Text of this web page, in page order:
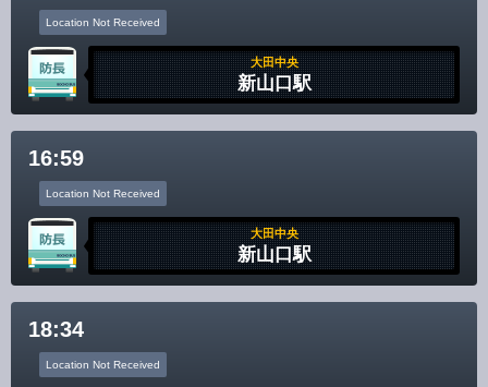
Location Not Received
大田中央
新山口駅
16:59
Location Not Received
大田中央
新山口駅
18:34
Location Not Received